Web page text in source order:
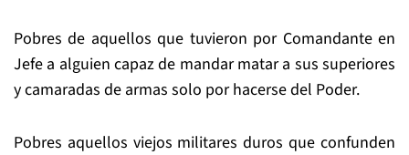
Pobres de aquellos que tuvieron por Comandante en
Jefe a alguien capaz de mandar matar a sus superiores
y camaradas de armas solo por hacerse del Poder.
Pobres aquellos viejos militares duros que confunden